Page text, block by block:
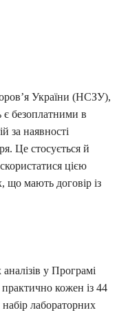
України (НСЗУ),
є безоплатними в
за наявності
Це стосується й
цією
що мають договір із
у Програмі
кожен із 44
лабораторних